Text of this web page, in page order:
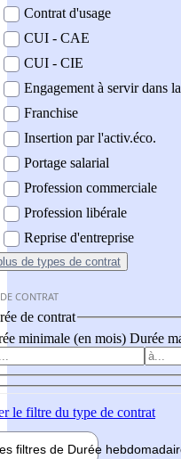
Contrat d'usage
CUI - CAE
CUI - CIE
Engagement à servir dans
Franchise
Insertion par l'activ.éco.
Portage salarial
Profession commerciale
Profession libérale
Reprise d'entreprise
de types de contrat
CONTRAT
de contrat
minimale (en mois) Durée
le filtre du type de contrat
filtres de Durée hebdo